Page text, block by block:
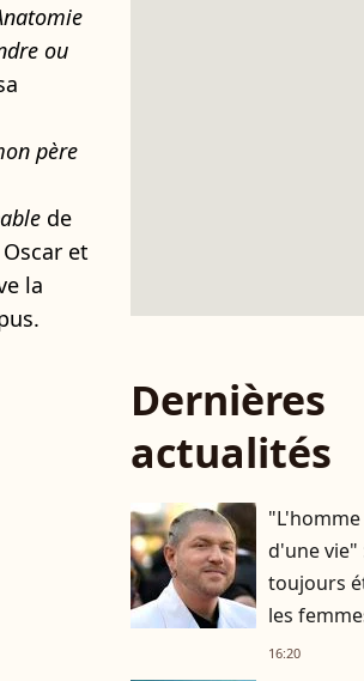
ou
père
de
et
la
Dernières
actualités
d'une vie"
toujours
les
16:20